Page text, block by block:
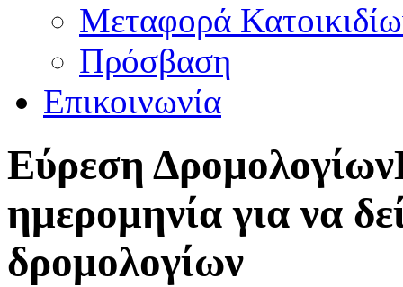
Μεταφορά
Πρόσβαση
Επικοινωνία
Εύρεση Δρομολογίων
ημερομηνία για να
δρομολογίων